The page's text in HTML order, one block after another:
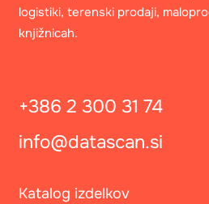
logistiki, terenski prodaji,
knjižnicah.
+386 2 300 31 74
info@datascan.si
Katalog izdelkov